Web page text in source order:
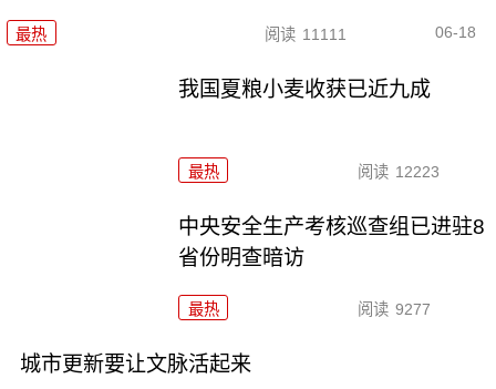
最热 阅读 11111 06-18
我国夏粮小麦收获已近九成
最热 阅读 12223
中央安全生产考核巡查组已进驻8
省份明查暗访
最热 阅读 9277
城市更新要让文脉活起来